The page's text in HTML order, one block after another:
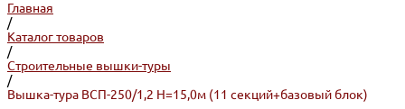
Главная
/
Каталог товаров
/
Строительные вышки-туры
/
Вышка-тура ВСП-250/1,2 Н=15,0м (11 секций+базовый блок)